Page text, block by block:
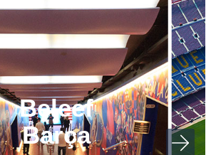
Beleef
Barça